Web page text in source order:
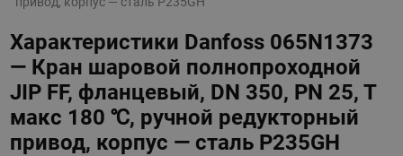
Характеристики Danfoss 065N1373
— Кран шаровой полнопроходной
JIP FF, фланцевый, DN 350, PN 25, T
макс 180 ℃, ручной редукторный
привод, корпус — сталь P235GH